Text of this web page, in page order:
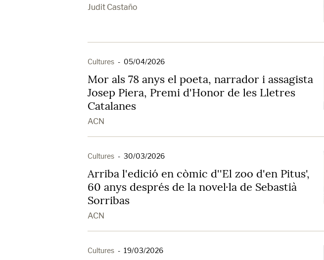
Judit Castaño
Cultures - 05/04/2026
Mor als 78 anys el poeta, narrador i assagista
Josep Piera, Premi d'Honor de les Lletres
Catalanes
ACN
Cultures - 30/03/2026
Arriba l'edició en còmic d''El zoo d'en Pitus',
60 anys després de la novel·la de Sebastià
Sorribas
ACN
Cultures - 19/03/2026